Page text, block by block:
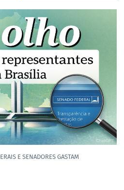
E SENADORES GASTAM